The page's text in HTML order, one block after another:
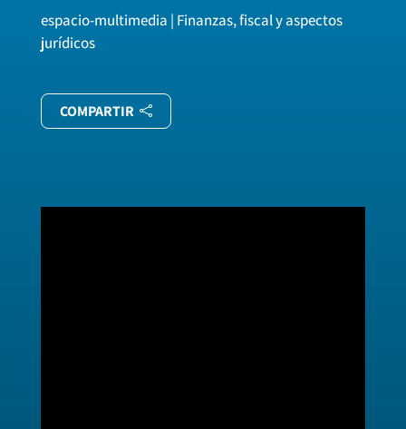
espacio-multimedia | Finanzas, fiscal y aspectos
jurídicos
COMPARTIR